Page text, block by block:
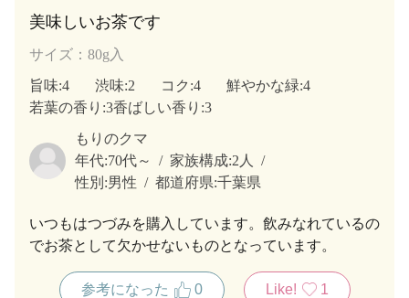
美味しいお茶です
サイズ：80g入
旨味:4 渋味:2 コク :4 鮮やかな緑:4
若葉の香り :3香ばしい香り :3
もりのクマ
年代:70代～ 家族構成:2人
性別:男性 都道府県:千葉県
いつもはつづみを購入しています。飲みなれているの
でお茶として欠かせないものとなっています。
参考になった 0 Like! 1